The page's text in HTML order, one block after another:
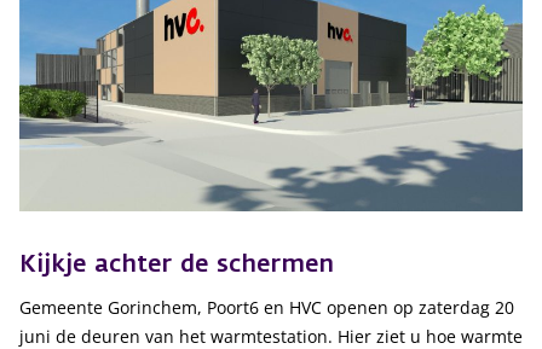
Kijkje achter de schermen
Gemeente Gorinchem, Poort6 en HVC openen op zaterdag 20
juni de deuren van het warmtestation. Hier ziet u hoe warmte